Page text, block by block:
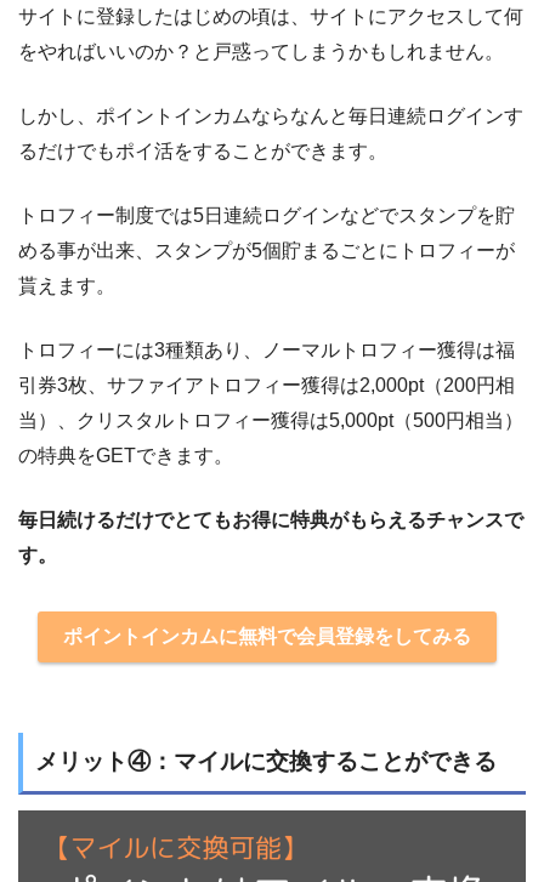
サイトに登録したはじめの頃は、サイトにアクセスして何
をやればいいのか？と戸惑ってしまうかもしれません。
しかし、ポイントインカムならなんと毎日連続ログインす
るだけでもポイ活をすることができます。
トロフィー制度では5日連続ログインなどでスタンプを貯
める事が出来、スタンプが5個貯まるごとにトロフィーが
貰えます。
トロフィーには3種類あり、ノーマルトロフィー獲得は福
引券3枚、サファイアトロフィー獲得は2,000pt（200円相
当）、クリスタルトロフィー獲得は5,000pt（500円相当）
の特典をGETできます。
毎日続けるだけでとてもお得に特典がもらえるチャンスで
す。
ポイントインカムに無料で会員登録をしてみる
メリット④：マイルに交換することができる